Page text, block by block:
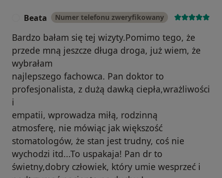
Beata Numer telefonu zweryfikowany
Bardzo bałam się tej wizyty.Pomimo tego, że
przede mną jeszcze długa droga, już wiem, że
wybrałam
najlepszego fachowca. Pan doktor to
profesjonalista, z dużą dawką ciepła,wrażliwości
i
empatii, wprowadza miłą, rodzinną
atmosferę, nie mówiąc jak większość
stomatologów, że stan jest trudny, coś nie
wychodzi itd...To uspakaja! Pan dr to
świetny,dobry człowiek, który umie wesprzeć i